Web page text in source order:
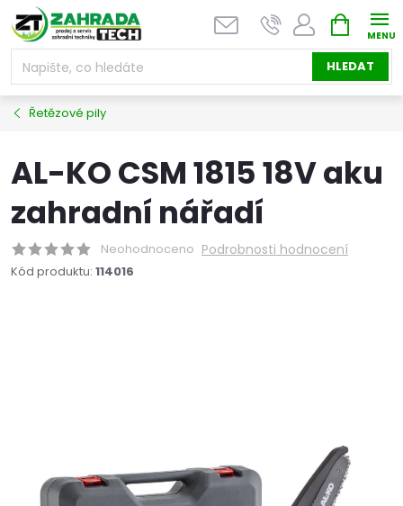
Přejít
na
obsah
HLEDAT
NÁKUPNÍ
KOŠÍK
Řetězové pily
AL-KO CSM 1815 18V aku
zahradní nářadí
Neohodnoceno Podrobnosti hodnocení
Kód produktu: 114016